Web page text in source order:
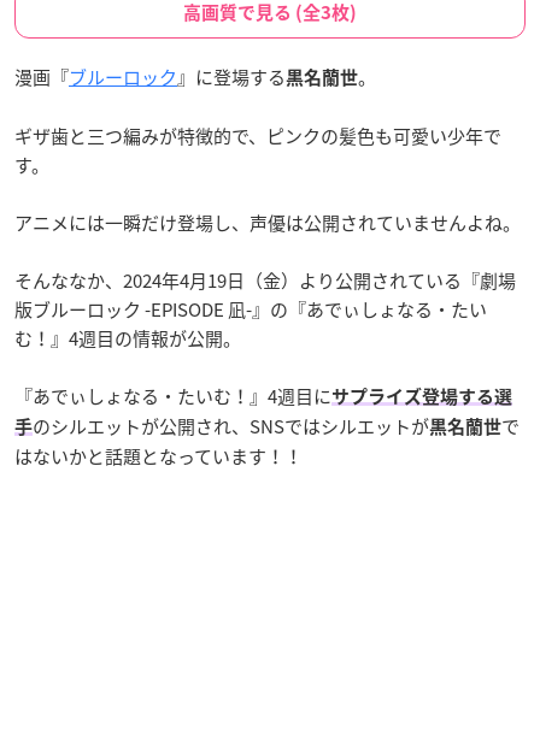
高画質で見る (全3枚)
漫画『ブルーロック』に登場する黒名蘭世。
ギザ歯と三つ編みが特徴的で、ピンクの髪色も可愛い少年で
す。
アニメには一瞬だけ登場し、声優は公開されていませんよね。
そんななか、2024年4月19日（金）より公開されている『劇場
版ブルーロック -EPISODE 凪-』の『あでぃしょなる・たい
む！』4週目の情報が公開。
『あでぃしょなる・たいむ！』4週目にサプライズ登場する選
手のシルエットが公開され、SNSではシルエットが黒名蘭世で
はないかと話題となっています！！